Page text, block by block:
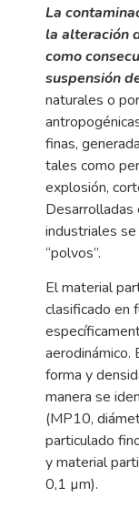
La
la alteración
como
suspensión
naturales o
finas,
tales como
explosión,
Desarrolladas
industriales
“polvos”.
El material
clasificado en
aerodinámico.
forma y
manera se
(MP10,
particulado
y material
0,1 µm).